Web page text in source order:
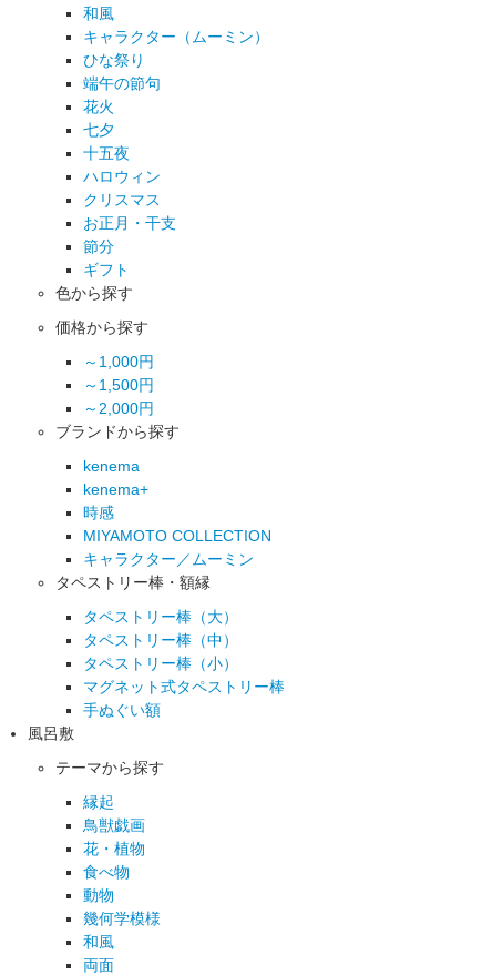
和風
キャラクター（ムーミン）
ひな祭り
端午の節句
花火
七夕
十五夜
ハロウィン
クリスマス
お正月・干支
節分
ギフト
色から探す
価格から探す
～1,000円
～1,500円
～2,000円
ブランドから探す
kenema
kenema+
時感
MIYAMOTO COLLECTION
キャラクター／ムーミン
タペストリー棒・額縁
タペストリー棒（大）
タペストリー棒（中）
タペストリー棒（小）
マグネット式タペストリー棒
手ぬぐい額
風呂敷
テーマから探す
縁起
鳥獣戯画
花・植物
食べ物
動物
幾何学模様
和風
両面